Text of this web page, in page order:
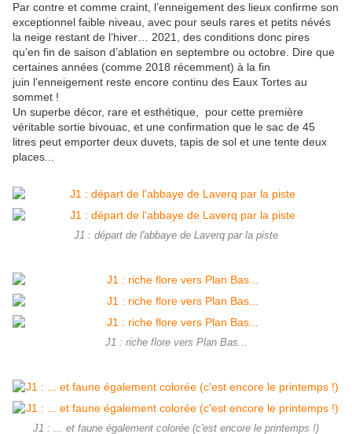
Par contre et comme craint, l’enneigement des lieux confirme son
exceptionnel faible niveau, avec pour seuls rares et petits névés
la neige restant de l’hiver… 2021, des conditions donc pires
qu’en fin de saison d’ablation en septembre ou octobre. Dire que
certaines années (comme 2018 récemment) à la fin
juin l’enneigement reste encore continu des Eaux Tortes au
sommet !
Un superbe décor, rare et esthétique, pour cette première
véritable sortie bivouac, et une confirmation que le sac de 45
litres peut emporter deux duvets, tapis de sol et une tente deux
places...
J1 : départ de l'abbaye de Laverq par la piste
J1 : riche flore vers Plan Bas...
J1 : ... et faune également colorée (c'est encore le printemps !)